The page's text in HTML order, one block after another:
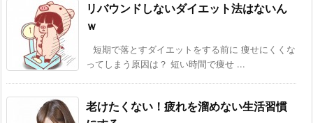
リバウンドしないダイエット法はないん
ｗ
短期で落とすダイエットをする前に 痩せにくくな
ってしまう原因は？ 短い時間で痩せ ...
老けたくない！疲れを溜めない生活習慣